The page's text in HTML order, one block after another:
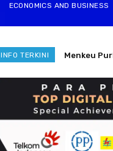
ECONOMICS AND BUSINESS
INFO TERKINI